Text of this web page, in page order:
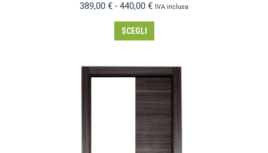
389,00 € - 440,00 € IVA inclusa
SCEGLI